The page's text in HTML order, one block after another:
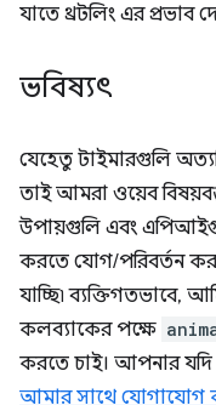
যাতে থ্রটলিং এর প্রভাব
ভবিষ্যৎ
যেহেতু টাইমারগুলি
তাই আমরা ওয়েব
উপায়গুলি এবং
করতে যোগ/পরিবর্তন
যাচ্ছি৷ ব্যক্তিগতভাবে,
কলব্যাকের পক্ষে
করতে চাই। আপনার যদি
আমার সাথে